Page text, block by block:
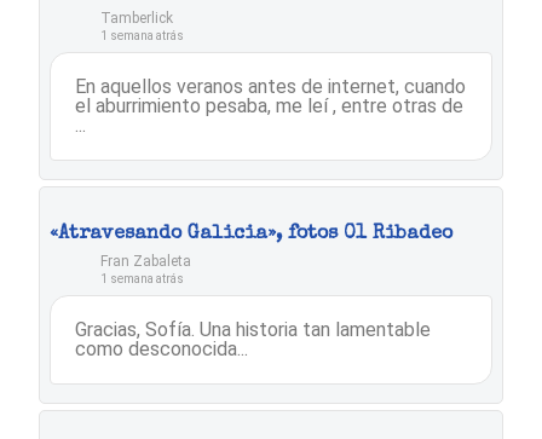
Tamberlick
1 semana atrás
En aquellos veranos antes de internet, cuando
el aburrimiento pesaba, me leí , entre otras de
«Atravesando Galicia», fotos 01 Ribadeo
Fran Zabaleta
1 semana atrás
Gracias, Sofía. Una historia tan lamentable
como desconocida...